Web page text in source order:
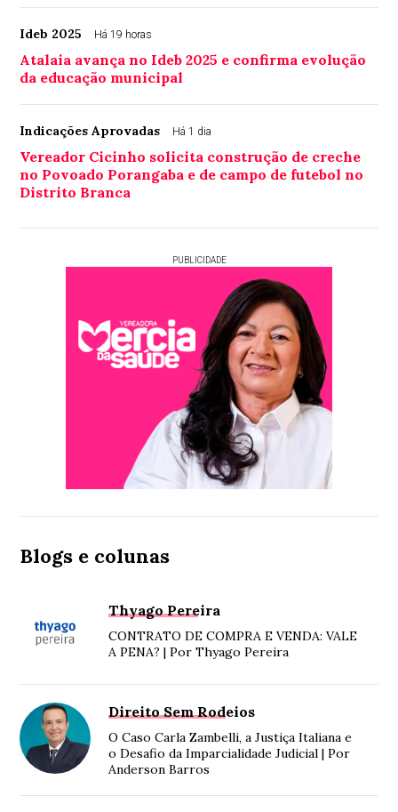
Ideb 2025 Há 19 horas
Atalaia avança no Ideb 2025 e confirma evolução
da educação municipal
Indicações Aprovadas Há 1 dia
Vereador Cicinho solicita construção de creche
no Povoado Porangaba e de campo de futebol no
Distrito Branca
PUBLICIDADE
Blogs e colunas
Thyago Pereira
CONTRATO DE COMPRA E VENDA: VALE
A PENA? | Por Thyago Pereira
Direito Sem Rodeios
O Caso Carla Zambelli, a Justiça Italiana e
o Desafio da Imparcialidade Judicial | Por
Anderson Barros